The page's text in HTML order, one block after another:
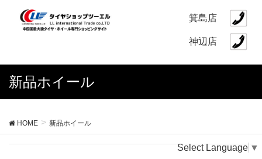
箕島店
神辺店
Select Language▼
新品ホイール
HOME 新品ホイール